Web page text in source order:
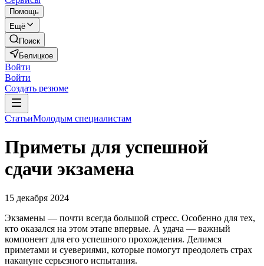
Помощь
Ещё
Поиск
Белицкое
Войти
Войти
Создать резюме
СтатьиМолодым специалистам
Приметы для успешной
сдачи экзамена
15 декабря 2024
Экзамены — почти всегда большой стресс. Особенно для тех,
кто оказался на этом этапе впервые. А удача — важный
компонент для его успешного прохождения. Делимся
приметами и суевериями, которые помогут преодолеть страх
накануне серьезного испытания.